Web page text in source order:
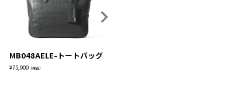
MB048AELE-トートバッグ
¥75,900（税込）